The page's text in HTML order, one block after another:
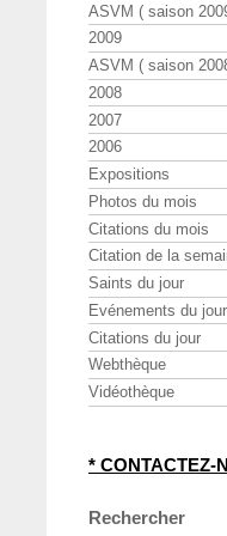
ASVM ( saison
2009
ASVM ( saison
2008
2007
2006
Expositions
Photos du mois
Citations du mois
Citation de la
Saints du jour
Evénements du jour
Citations du jour
Webthèque
Vidéothèque
* CONTACTEZ-
Rechercher